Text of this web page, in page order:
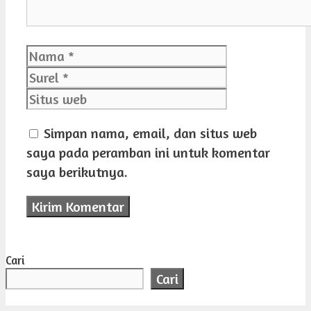
Nama
web
Simpan nama, email, dan situs web
saya pada peramban ini untuk komentar
saya berikutnya.
Cari
Cari